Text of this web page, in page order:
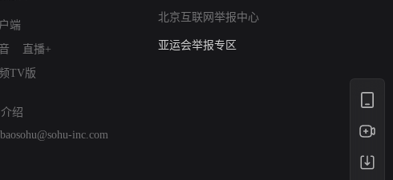
端
直播+
TV版
北京互联网举报中心
算法推荐专项举报
亚运会举报专区
绍
inc.com